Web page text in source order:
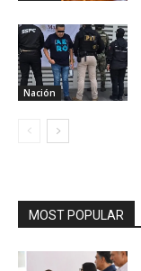
Nación
MOST POPULAR